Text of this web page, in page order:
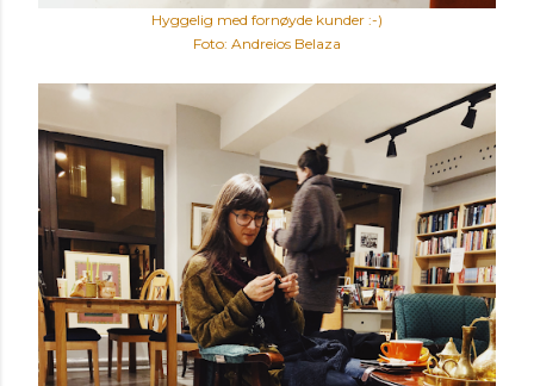
Hyggelig med fornøyde kunder :-)
Foto: Andreios Belaza